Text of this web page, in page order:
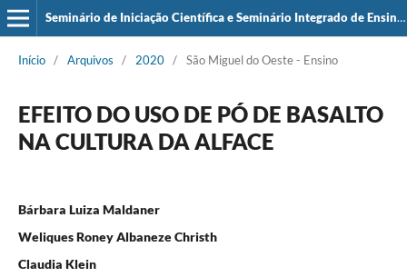
Seminário de Iniciação Científica e Seminário Integrado de Ensino, Pesquisa e Extensão (SIEPE)
Início / Arquivos / 2020 / São Miguel do Oeste - Ensino
EFEITO DO USO DE PÓ DE BASALTO
NA CULTURA DA ALFACE
Bárbara Luiza Maldaner
Weliques Roney Albaneze Christh
Claudia Klein